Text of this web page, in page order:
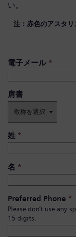
い。
注：赤色のアスタリ
電子メール*
肩書 ​
姓 *
名 *
Preferred Phone *
Please don’t use any
15 digits.